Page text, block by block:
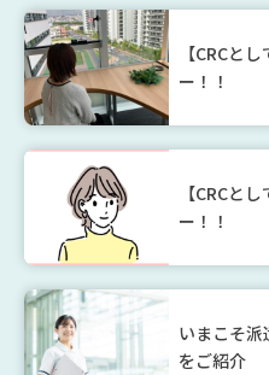
【CRCと
ー！！
【CRCと
ー！！
いまこそ
をご紹介